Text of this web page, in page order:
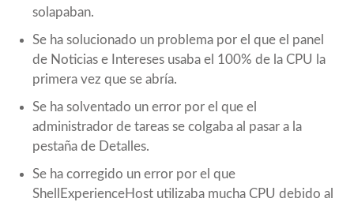
solapaban.
Se ha solucionado un problema por el que el panel
de Noticias e Intereses usaba el 100% de la CPU la
primera vez que se abría.
Se ha solventado un error por el que el
administrador de tareas se colgaba al pasar a la
pestaña de Detalles.
Se ha corregido un error por el que
ShellExperienceHost utilizaba mucha CPU debido al